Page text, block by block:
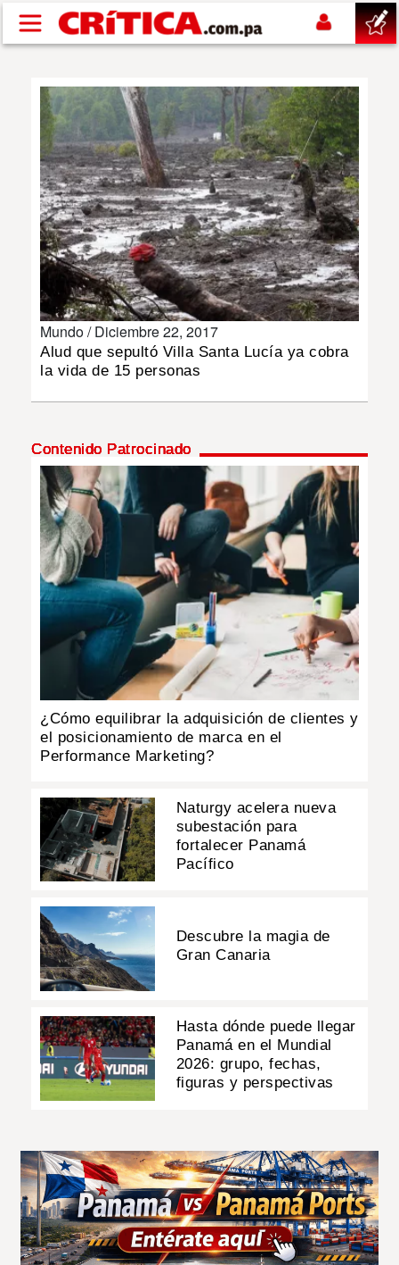
Pasar al contenido principal
SUCESOS
NACIONAL
POLÍTICA
DEPORTES
MULTIMEDIA
IMPRESO
Mundo /Diciembre 22, 2017
Alud que sepultó Villa Santa Lucía ya cobra
la vida de 15 personas
Contenido Patrocinado
¿Cómo equilibrar la adquisición de clientes y
el posicionamiento de marca en el
Performance Marketing?
Naturgy acelera nueva
subestación para
fortalecer Panamá
Pacífico
Descubre la magia de
Gran Canaria
Hasta dónde puede llegar
Panamá en el Mundial
2026: grupo, fechas,
figuras y perspectivas